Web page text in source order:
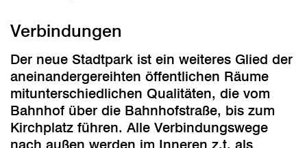
Verbindungen
Der neue Stadtpark ist ein weiteres Glied der
aneinandergereihten öffentlichen Räume
mitunterschiedlichen Qualitäten, die vom
Bahnhof über die Bahnhofstraße, bis zum
Kirchplatz führen. Alle Verbindungswege
nach außen werden im Inneren z.t. als